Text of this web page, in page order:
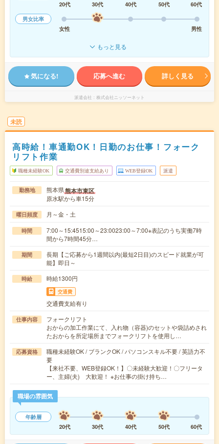
20代
30代 40代 50代
60代
男女比率
女性
男性
もっと見る
気になる! 応募へ進む 詳しく見る
派遣会社 株式会社ニッソーネット
未読
高時給！車通勤OK！日勤のお仕事！フォーク
リフト作業
職種未経験OK 交通費別途支給あり WEB登録OK 派遣
勤務地 熊本県熊本市東区
原水駅から車15分
曜日頻度 月～金・土
時間
7:00～15:4515:00～23:0023:00～7:00※表記のうち実働7時
間から7時間45分…
期間
長期【ご応募から1週間以内(最短2日目)のスピード就業が可
能】即日～
時給 時給1300円
交通費
交通費支給有り
仕事内容
フォークリフト
おからの加工作業にて、入れ物（容器)のセットや袋詰めされ
たおからを所定場所までフォークリフトを使用し…
応募資格
職種未経験OK / ブランクOK / パソコンスキル不要 / 英語力不
要
【来社不要、WEB登録OK！】〇未経験大歓迎！〇フリータ
ー、主婦(夫) 大歓迎！ ※お仕事の掛け持ち…
職場の雰囲気
年齢層
20代
30代 40代 50代 60代